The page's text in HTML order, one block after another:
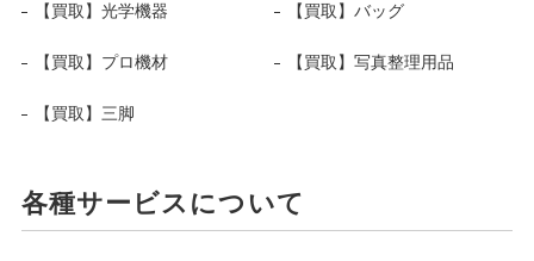
【買取】光学機器 【買取】バッグ
【買取】プロ機材 【買取】写真整理用品
【買取】三脚
各種サービスについて